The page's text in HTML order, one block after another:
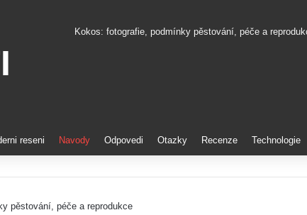
Kokos: fotografie, podmínky pěstování, péče a
reseni Navody Odpovedi Otazky Recenze Technologie
pěstování, péče a reprodukce